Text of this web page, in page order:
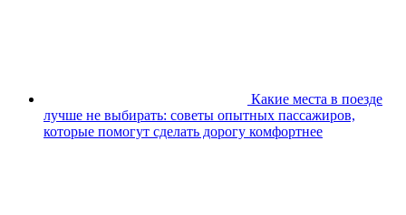
Какие места в поезде
лучше не выбирать: советы опытных пассажиров,
которые помогут сделать дорогу комфортнее